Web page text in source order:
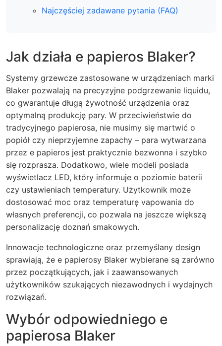
Najczęściej zadawane pytania (FAQ)
Jak działa e papieros Blaker?
Systemy grzewcze zastosowane w urządzeniach marki
Blaker pozwalają na precyzyjne podgrzewanie liquidu,
co gwarantuje długą żywotność urządzenia oraz
optymalną produkcję pary. W przeciwieństwie do
tradycyjnego papierosa, nie musimy się martwić o
popiół czy nieprzyjemne zapachy – para wytwarzana
przez e papieros jest praktycznie bezwonna i szybko
się rozprasza. Dodatkowo, wiele modeli posiada
wyświetlacz LED, który informuje o poziomie baterii
czy ustawieniach temperatury. Użytkownik może
dostosować moc oraz temperaturę vapowania do
własnych preferencji, co pozwala na jeszcze większą
personalizację doznań smakowych.
Innowacje technologiczne oraz przemyślany design
sprawiają, że e papierosy Blaker wybierane są zarówno
przez początkujących, jak i zaawansowanych
użytkowników szukających niezawodnych i wydajnych
rozwiązań.
Wybór odpowiedniego e
papierosa Blaker